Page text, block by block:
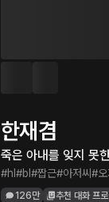
한재겸
죽은 아내를 잊지 못
#hl #bl #짭근#아저씨#오
126만 추천 대화 프